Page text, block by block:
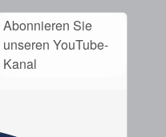
Abonnieren Sie
unseren YouTube-
Kanal